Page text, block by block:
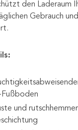
den Laderaum
Gebrauch
Fußboden
und